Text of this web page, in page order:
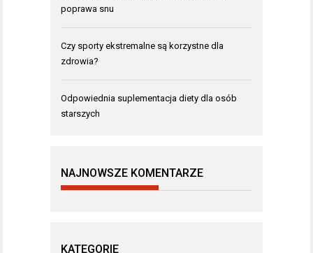
poprawa snu
Czy sporty ekstremalne są korzystne dla
zdrowia?
Odpowiednia suplementacja diety dla osób
starszych
NAJNOWSZE KOMENTARZE
KATEGORIE